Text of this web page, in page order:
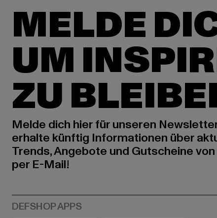
MELDE
UM
ZU
Melde dich hier für unseren
erhalte künftig Informationen über
Trends, Angebote und Gutscheine
per E-Mail!